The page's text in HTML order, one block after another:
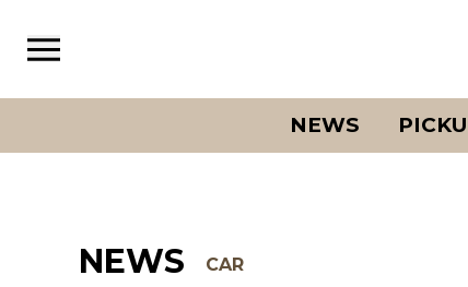
NEWS
NEWS CAR